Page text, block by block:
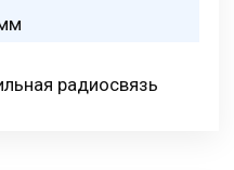
радиосвязь